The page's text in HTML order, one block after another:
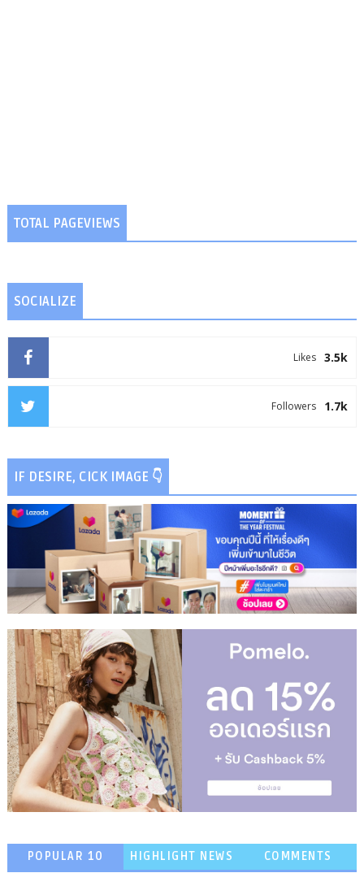
TOTAL PAGEVIEWS
SOCIALIZE
3.5k
Likes
1.7k
Followers
IF DESIRE, CICK IMAGE 👇
POPULAR 10 HIGHLIGHT NEWS COMMENTS